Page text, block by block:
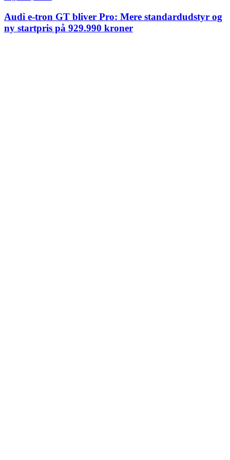
Audi e-tron GT bliver Pro: Mere standardudstyr og
ny startpris på 929.990 kroner